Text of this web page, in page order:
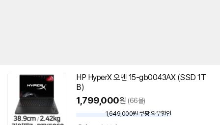
HP HyperX 오멘 15-gb0043AX (SSD 1T
B)
1,799,000원 (66몰)
우
1,649,000원 쿠팡 와우할인